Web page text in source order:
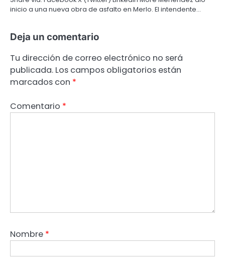
inicio a una nueva obra de asfalto en Merlo. El intendente…
Deja un comentario
Tu dirección de correo electrónico no será
publicada. Los campos obligatorios están
marcados con *
Comentario *
Nombre *